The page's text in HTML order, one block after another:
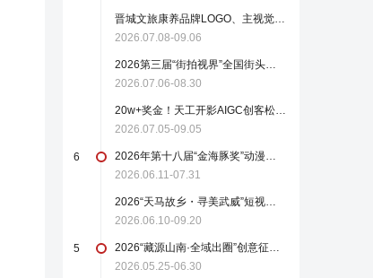
晋城文旅康养品牌LOGO、主视觉短片、宣传海报创作大赛
2026.07.08-09.06
2026第三届“街拍视界”全国街头摄影大展征稿启动！
2026.07.06-08.30
20w+奖金！天工开影AIGC创客松（AIGC 短剧 / 编剧 / 短片 · 短视频）作品征集
2026.07.05-09.05
6
2026年第十八届“金海豚奖”动漫作品大赛全球征集启动！
2026.06.11-07.31
2026“天马故乡・寻美武威”短视频创作大赛（截至2026.9.20）
2026.06.10-09.20
5
2026“藏源山南·全域出圈”创意征集活动
2026.05.25-06.30